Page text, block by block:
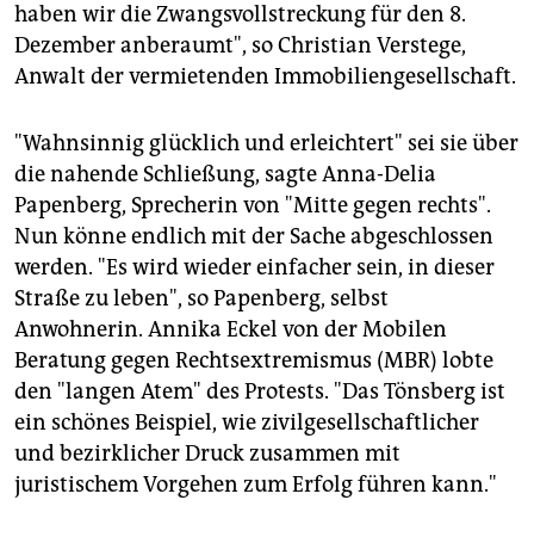
haben wir die Zwangsvollstreckung für den 8.
Dezember anberaumt", so Christian Verstege,
Anwalt der vermietenden Immobiliengesellschaft.
"Wahnsinnig glücklich und erleichtert" sei sie über
die nahende Schließung, sagte Anna-Delia
Papenberg, Sprecherin von "Mitte gegen rechts".
Nun könne endlich mit der Sache abgeschlossen
werden. "Es wird wieder einfacher sein, in dieser
Straße zu leben", so Papenberg, selbst
Anwohnerin. Annika Eckel von der Mobilen
Beratung gegen Rechtsextremismus (MBR) lobte
den "langen Atem" des Protests. "Das Tönsberg ist
ein schönes Beispiel, wie zivilgesellschaftlicher
und bezirklicher Druck zusammen mit
juristischem Vorgehen zum Erfolg führen kann."